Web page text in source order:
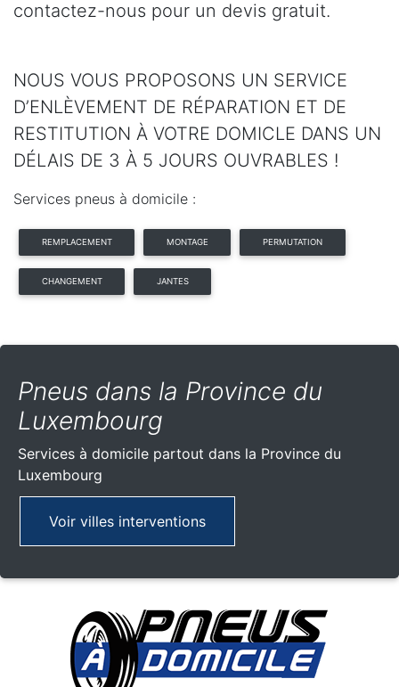
contactez-nous pour un devis gratuit.
NOUS VOUS PROPOSONS UN SERVICE
D’ENLÈVEMENT DE RÉPARATION ET DE
RESTITUTION À VOTRE DOMICLE DANS UN
DÉLAIS DE 3 À 5 JOURS OUVRABLES !
Services pneus à domicile :
REMPLACEMENT MONTAGE PERMUTATION
CHANGEMENT JANTES
Pneus dans la Province du
Luxembourg
Services à domicile partout dans la Province du
Luxembourg
Voir villes interventions